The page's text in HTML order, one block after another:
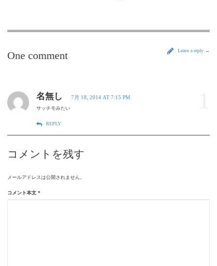
One comment Leave a reply →
名無し 7月 18, 2014 AT 7:15 PM
サッチモみたい
REPLY
コメントを残す
メールアドレスは公開されません。
コメント本文 *